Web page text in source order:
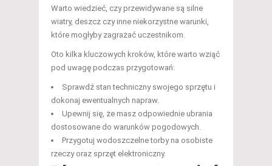
Warto wiedzieć, czy przewidywane są silne
wiatry, deszcz czy inne niekorzystne warunki,
które mogłyby zagrażać uczestnikom.
Oto kilka kluczowych kroków, które warto wziąć
pod uwagę podczas przygotowań:
Sprawdź stan techniczny swojego sprzętu i
dokonaj ewentualnych napraw.
Upewnij się, że masz odpowiednie ubrania
dostosowane do warunków pogodowych.
Przygotuj wodoszczelne torby na osobiste
rzeczy oraz sprzęt elektroniczny.